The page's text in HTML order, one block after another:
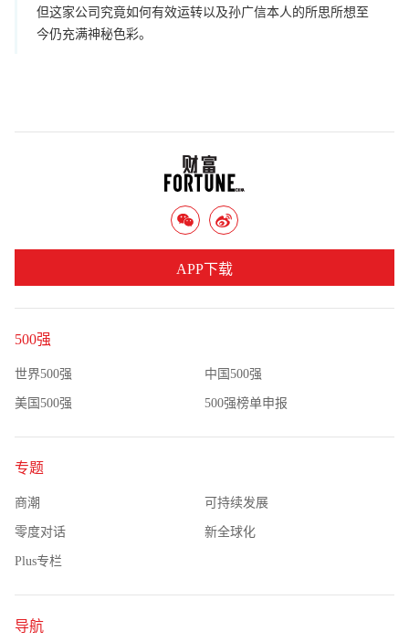
但这家公司究竟如何有效运转以及孙广信本人的所思所想至
今仍充满神秘色彩。
500强
世界500强 中国500强
美国500强 500强榜单申报
专题
商潮 可持续发展
零度对话 新全球化
Plus专栏
导航
APP下载